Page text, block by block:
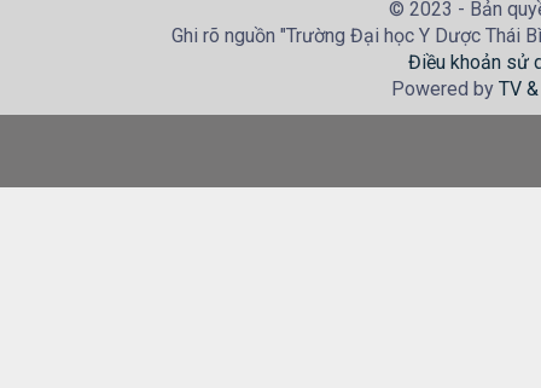
© 2023 - Bản
Ghi rõ nguồn "Trường Đại học Y Dược Thái
Điều khoản sử
Powered by TV